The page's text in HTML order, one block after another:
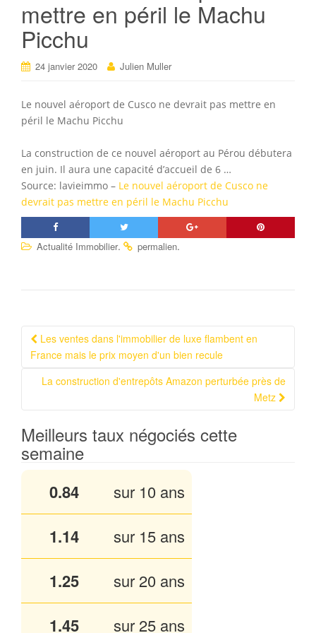
mettre en péril le Machu
Picchu
24 janvier 2020 Julien Muller
Le nouvel aéroport de Cusco ne devrait pas mettre en
péril le Machu Picchu
La construction de ce nouvel aéroport au Pérou débutera
en juin. Il aura une capacité d’accueil de 6 …
Source: lavieimmo – Le nouvel aéroport de Cusco ne
devrait pas mettre en péril le Machu Picchu
Actualité Immobilier. permalien.
Navigation Article
Les ventes dans l'immobilier de luxe flambent en
France mais le prix moyen d'un bien recule
La construction d'entrepôts Amazon perturbée près de
Metz
Meilleurs taux négociés cette
semaine
0.84 sur 10 ans
1.14 sur 15 ans
1.25 sur 20 ans
1.45 sur 25 ans